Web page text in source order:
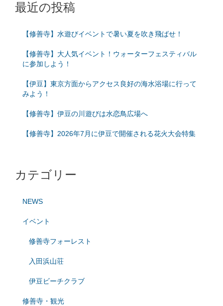
最近の投稿
【修善寺】水遊びイベントで暑い夏を吹き飛ばせ！
【修善寺】大人気イベント！ウォーターフェスティバル
に参加しよう！
【伊豆】東京方面からアクセス良好の海水浴場に行って
みよう！
【修善寺】伊豆の川遊びは水恋鳥広場へ
【修善寺】2026年7月に伊豆で開催される花火大会特集
カテゴリー
NEWS
イベント
修善寺フォーレスト
入田浜山荘
伊豆ビーチクラブ
修善寺・観光